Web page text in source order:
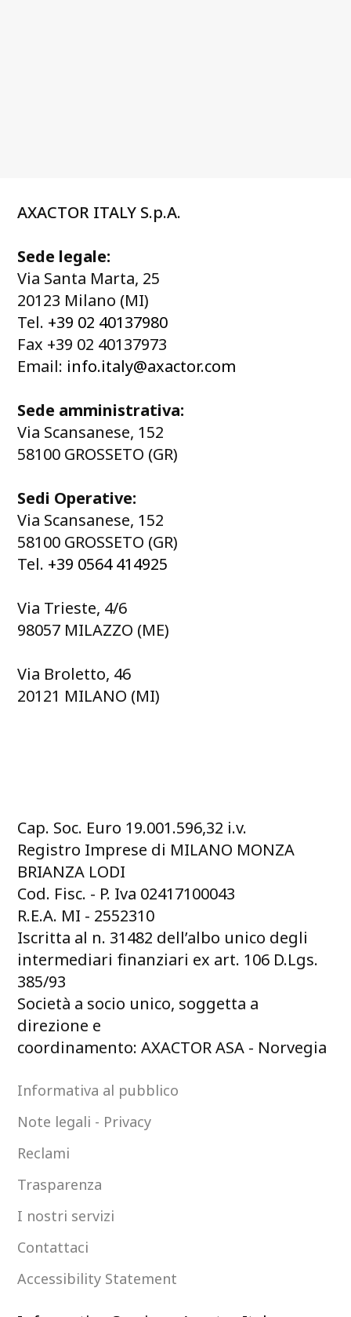
AXACTOR ITALY S.p.A.
Sede legale:
Via Santa Marta, 25
20123 Milano (MI)
Tel. +39 02 40137980
Fax +39 02 40137973
Email: info.italy@axactor.com
Sede amministrativa:
Via Scansanese, 152
58100 GROSSETO (GR)
Sedi Operative:
Via Scansanese, 152
58100 GROSSETO (GR)
Tel. +39 0564 414925
Via Trieste, 4/6
98057 MILAZZO (ME)
Via Broletto, 46
20121 MILANO (MI)
Cap. Soc. Euro 19.001.596,32 i.v.
Registro Imprese di MILANO MONZA
BRIANZA LODI
Cod. Fisc. - P. Iva 02417100043
R.E.A. MI - 2552310
Iscritta al n. 31482 dell’albo unico degli
intermediari finanziari ex art. 106 D.Lgs.
385/93
Società a socio unico, soggetta a
direzione e
coordinamento: AXACTOR ASA - Norvegia
Informativa al pubblico
Note legali - Privacy
Reclami
Trasparenza
I nostri servizi
Contattaci
Accessibility Statement